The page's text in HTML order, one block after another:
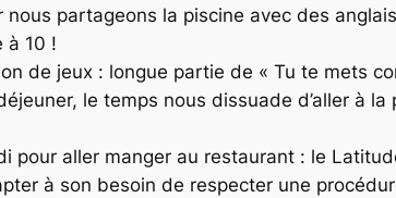
partageons la piscine avec des
à 10 !
de jeux : longue partie de « Tu te mets
le temps nous dissuade d’aller à
pour aller manger au restaurant : le
à son besoin de respecter une